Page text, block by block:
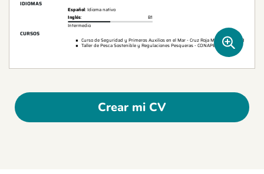
Crear mi CV